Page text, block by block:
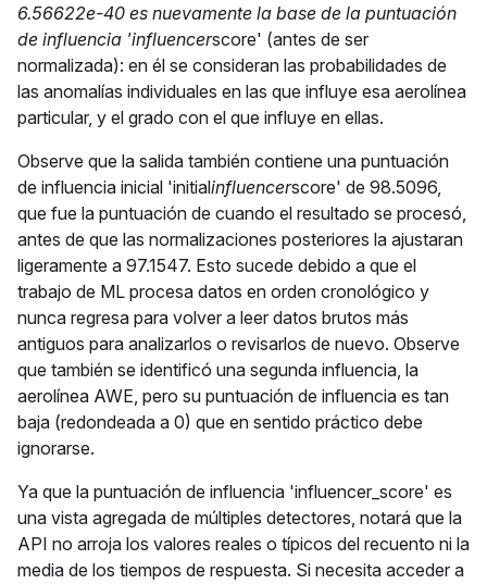
6.56622e-40 es nuevamente la base de la puntuación
de influencia 'influencerscore' (antes de ser
normalizada): en él se consideran las probabilidades de
las anomalías individuales en las que influye esa aerolínea
particular, y el grado con el que influye en ellas.
Observe que la salida también contiene una puntuación
de influencia inicial 'initialinfluencerscore' de 98.5096,
que fue la puntuación de cuando el resultado se procesó,
antes de que las normalizaciones posteriores la ajustaran
ligeramente a 97.1547. Esto sucede debido a que el
trabajo de ML procesa datos en orden cronológico y
nunca regresa para volver a leer datos brutos más
antiguos para analizarlos o revisarlos de nuevo. Observe
que también se identificó una segunda influencia, la
aerolínea AWE, pero su puntuación de influencia es tan
baja (redondeada a 0) que en sentido práctico debe
ignorarse.
Ya que la puntuación de influencia 'influencer_score' es
una vista agregada de múltiples detectores, notará que la
API no arroja los valores reales o típicos del recuento ni la
media de los tiempos de respuesta. Si necesita acceder a